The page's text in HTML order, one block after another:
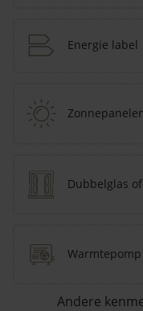
Energie label
Dubbelglas of
Warmtepomp
Andere